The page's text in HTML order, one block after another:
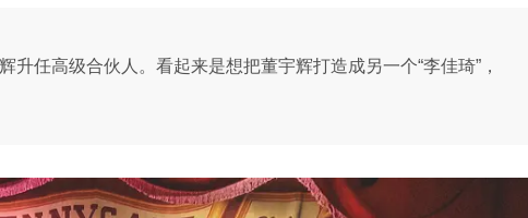
任高级合伙人。看起来是想把董宇辉打造成另一个“李佳琦”，